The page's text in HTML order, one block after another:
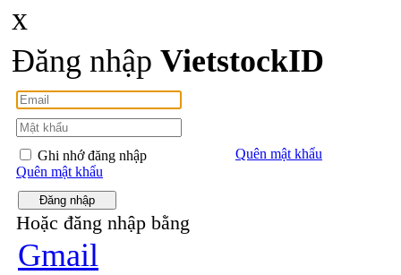
x
Đăng nhập VietstockID
Ghi nhớ đăng nhập
Quên mật khẩu
Quên mật khẩu
Đăng nhập
Hoặc đăng nhập bằng
Gmail